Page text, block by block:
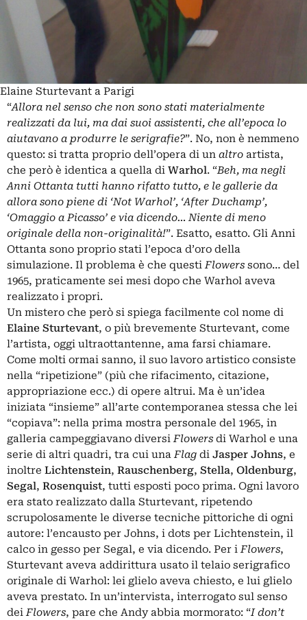
Elaine Sturtevant a Parigi
“Allora nel senso che non sono stati materialmente
realizzati da lui, ma dai suoi assistenti, che all’epoca lo
aiutavano a produrre le serigrafie?”. No, non è nemmeno
questo: si tratta proprio dell’opera di un altro artista,
che però è identica a quella di Warhol. “Beh, ma negli
Anni Ottanta tutti hanno rifatto tutto, e le gallerie da
allora sono piene di ‘Not Warhol’, ‘After Duchamp’,
‘Omaggio a Picasso’ e via dicendo… Niente di meno
originale della non-originalità!”. Esatto, esatto. Gli Anni
Ottanta sono proprio stati l’epoca d’oro della
simulazione. Il problema è che questiFlowers sono… del
1965, praticamente sei mesi dopo che Warhol aveva
realizzato i propri.
Un mistero che però si spiega facilmente col nome di
Elaine Sturtevant, o più brevemente Sturtevant, come
l’artista, oggi ultraottantenne, ama farsi chiamare.
Come molti ormai sanno, il suo lavoro artistico consiste
nella “ripetizione” (più che rifacimento, citazione,
appropriazione ecc.) di opere altrui. Ma è un’idea
iniziata “insieme” all’arte contemporanea stessa che lei
“copiava”: nella prima mostra personale del 1965, in
galleria campeggiavano diversiFlowers di Warhol e una
serie di altri quadri, tra cui unaFlag di Jasper Johns, e
inoltre Lichtenstein, Rauschenberg, Stella, Oldenburg,
Segal, Rosenquist, tutti esposti poco prima. Ogni lavoro
era stato realizzato dalla Sturtevant, ripetendo
scrupolosamente le diverse tecniche pittoriche di ogni
autore: l’encausto per Johns, i dots per Lichtenstein, il
calco in gesso per Segal, e via dicendo. Per iFlowers,
Sturtevant aveva addirittura usato il telaio serigrafico
originale di Warhol: lei glielo aveva chiesto, e lui glielo
aveva prestato. In un’intervista, interrogato sul senso
deiFlowers, pare che Andy abbia mormorato: “I don’t